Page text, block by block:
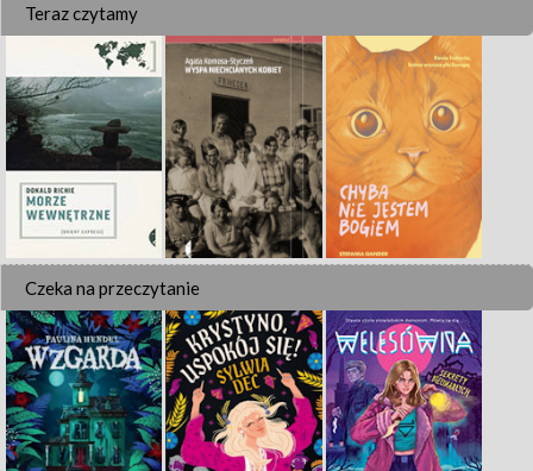
Teraz czytamy
Czeka na przeczytanie